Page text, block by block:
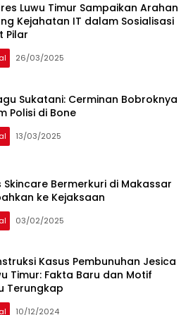
Luwu Timur Sampaikan Arahan
Kejahatan IT dalam Sosialisasi
Pilar
26/03/2025
Sukatani: Cerminan Bobroknya
Polisi di Bone
13/03/2025
Skincare Bermerkuri di Makassar
ke Kejaksaan
03/02/2025
Kasus Pembunuhan Jesica
Timur: Fakta Baru dan Motif
Terungkap
10/12/2024